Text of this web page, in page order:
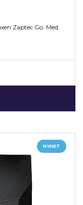
Zaptec Go. Med
NYHET